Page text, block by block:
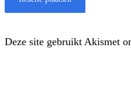
Deze site gebruikt Akismet